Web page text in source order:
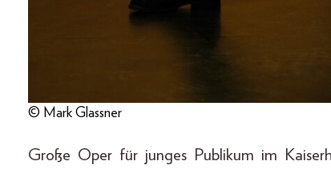
© Mark Glassner
Große Oper für junges Publikum im